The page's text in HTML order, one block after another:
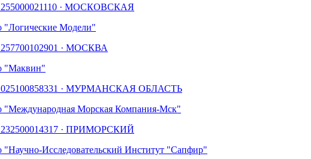
· МОСКОВСКАЯ
"Логические Модели"
· МОСКВА
"Маквин"
· МУРМАНСКАЯ ОБЛАСТЬ
"Международная Морская Компания-Мск"
· ПРИМОРСКИЙ
Исследовательский Институт "Сапфир"